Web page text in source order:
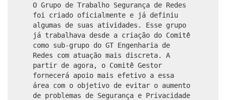
O Grupo de Trabalho Segurança de Redes
foi criado oficialmente e já definiu
algumas de suas atividades. Esse grupo
já trabalhava desde a criação do Comitê
como sub-grupo do GT Engenharia de
Redes com atuação mais discreta. A
partir de agora, o Comitê Gestor
fornecerá apoio mais efetivo a essa
área com o objetivo de evitar o aumento
de problemas de Segurança e Privacidade